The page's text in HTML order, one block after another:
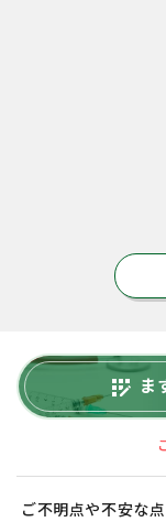
app_registration ま
ご不明点や不安な